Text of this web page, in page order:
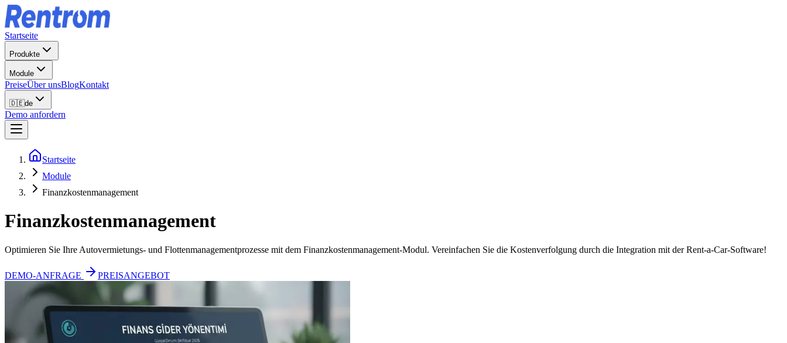
Startseite
Produkte
Module
PreiseÜber unsBlogKontakt
🇩🇪de
Demo anfordern
Startseite
Module
Finanzkostenmanagement
Finanzkostenmanagement
Optimieren Sie Ihre Autovermietungs- und Flottenmanagementprozesse mit dem Finanzkostenmanagement-Modul. Vereinfachen Sie die Kostenverfolgung durch die Integration mit der Rent-a-Car-Software!
DEMO-ANFRAGE PREISANGEBOT